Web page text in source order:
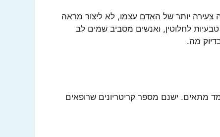
צעירה יותר של האדם עצמו, לא ליצור מראה
לחלוטין, ואנשים מסביב שמים לב
מה.
מתאים. ישנם מספר קריטריונים שרופאים